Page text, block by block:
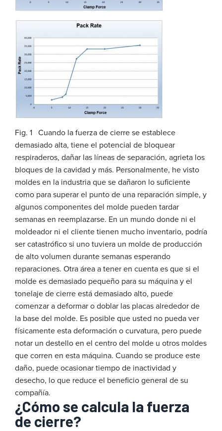
Fig. 1 Cuando la fuerza de cierre se establece
demasiado alta, tiene el potencial de bloquear
respiraderos, dañar las líneas de separación, agrieta los
bloques de la cavidad y más. Personalmente, he visto
moldes en la industria que se dañaron lo suficiente
como para superar el punto de una reparación simple, y
algunos componentes del molde pueden tardar
semanas en reemplazarse. En un mundo donde ni el
moldeador ni el cliente tienen mucho inventario, podría
ser catastrófico si uno tuviera un molde de producción
de alto volumen durante semanas esperando
reparaciones. Otra área a tener en cuenta es que si el
molde es demasiado pequeño para su máquina y el
tonelaje de cierre está demasiado alto, puede
comenzar a deformar o doblar las placas alrededor de
la base del molde. Es posible que usted no pueda ver
físicamente esta deformación o curvatura, pero puede
notar un destello en el centro del molde u otros moldes
que corren en esta máquina. Cuando se produce este
daño, puede ocasionar tiempo de inactividad y
desecho, lo que reduce el beneficio general de su
compañía.
¿Cómo se calcula la fuerza
de cierre?